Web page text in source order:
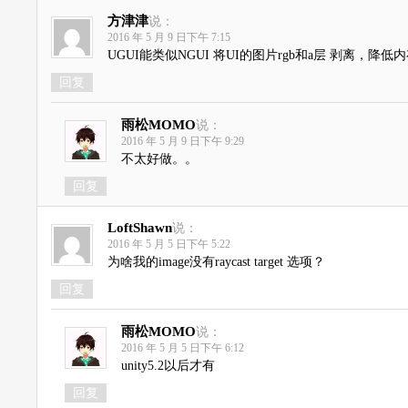
方津津说：
2016 年 5 月 9 日下午 7:15
UGUI能类似NGUI 将UI的图片rgb和a层 剥离，降低
回复
雨松MOMO说：
2016 年 5 月 9 日下午 9:29
不太好做。。
回复
LoftShawn说：
2016 年 5 月 5 日下午 5:22
为啥我的image没有raycast target 选项？
回复
雨松MOMO说：
2016 年 5 月 5 日下午 6:12
unity5.2以后才有
回复